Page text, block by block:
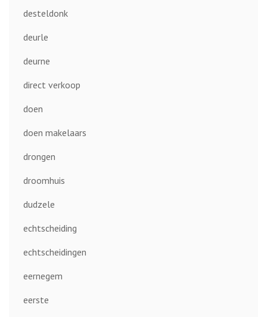
desteldonk
deurle
deurne
direct verkoop
doen
doen makelaars
drongen
droomhuis
dudzele
echtscheiding
echtscheidingen
eernegem
eerste